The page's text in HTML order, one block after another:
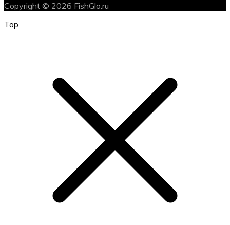
Copyright © 2026 FishGlo.ru
Top